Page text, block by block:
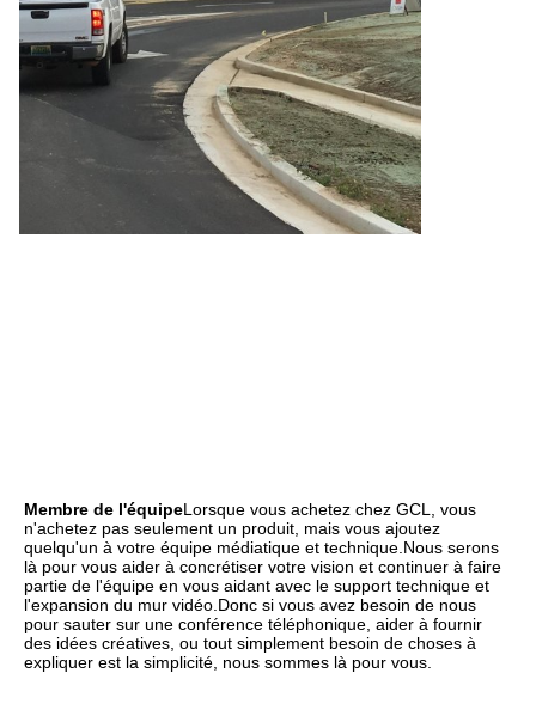
Membre de l'équipeLorsque vous achetez chez GCL, vous
n'achetez pas seulement un produit, mais vous ajoutez
quelqu'un à votre équipe médiatique et technique.Nous serons
là pour vous aider à concrétiser votre vision et continuer à faire
partie de l'équipe en vous aidant avec le support technique et
l'expansion du mur vidéo.Donc si vous avez besoin de nous
pour sauter sur une conférence téléphonique, aider à fournir
des idées créatives, ou tout simplement besoin de choses à
expliquer est la simplicité, nous sommes là pour vous.